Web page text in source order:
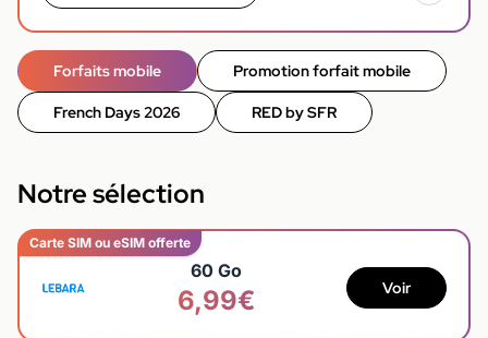
Forfaits mobile Promotion forfait mobile
French Days 2026 RED by SFR
Notre sélection
Carte SIM ou eSIM offerte
60 Go
6,99€ Voir